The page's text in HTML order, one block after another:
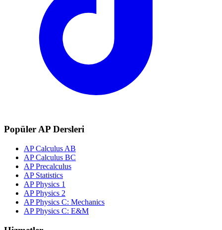
Popüler AP Dersleri
AP Calculus AB
AP Calculus BC
AP Precalculus
AP Statistics
AP Physics 1
AP Physics 2
AP Physics C: Mechanics
AP Physics C: E&M